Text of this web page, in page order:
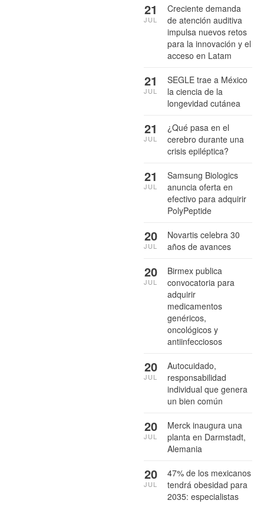
Creciente demanda
de atención auditiva
impulsa nuevos retos
para la innovación y el
acceso en Latam
21
JUL
SEGLE trae a México
la ciencia de la
longevidad cutánea
21
JUL
¿Qué pasa en el
cerebro durante una
crisis epiléptica?
21
JUL
Samsung Biologics
anuncia oferta en
efectivo para adquirir
PolyPeptide
21
JUL
Novartis celebra 30
años de avances
20
JUL
Birmex publica
convocatoria para
adquirir
medicamentos
genéricos,
oncológicos y
antiinfecciosos
20
JUL
Autocuidado,
responsabilidad
individual que genera
un bien común
20
JUL
Merck inaugura una
planta en Darmstadt,
Alemania
20
JUL
47% de los mexicanos
tendrá obesidad para
2035: especialistas
20
JUL